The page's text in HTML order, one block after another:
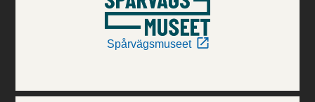
Spårvägsmuseet